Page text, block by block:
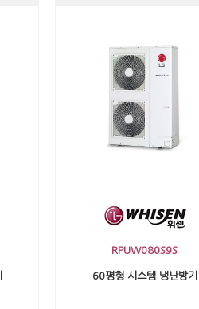
RPUW080S9S
60평형 시스템 냉난방기